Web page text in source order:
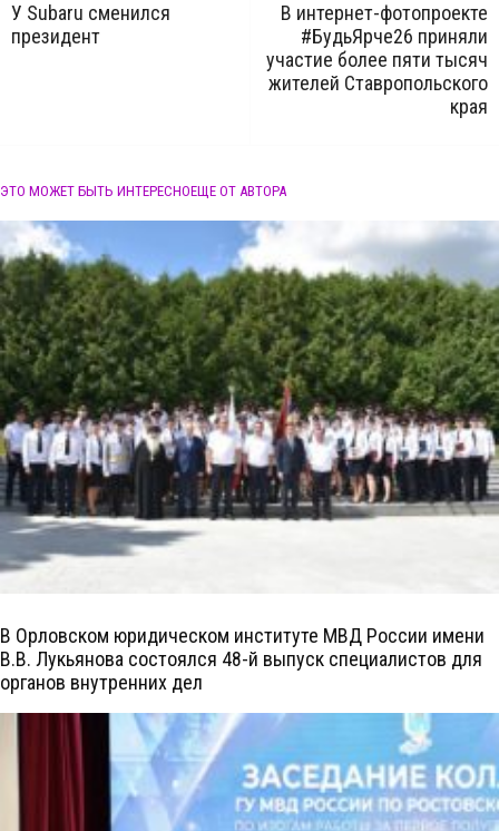
У Subaru сменился
президент
В интернет-фотопроекте
#БудьЯрче26 приняли
участие более пяти тысяч
жителей Ставропольского
края
ЭТО МОЖЕТ БЫТЬ ИНТЕРЕСНОЕЩЕ ОТ АВТОРА
В Орловском юридическом институте МВД России имени
В.В. Лукьянова состоялся 48-й выпуск специалистов для
органов внутренних дел